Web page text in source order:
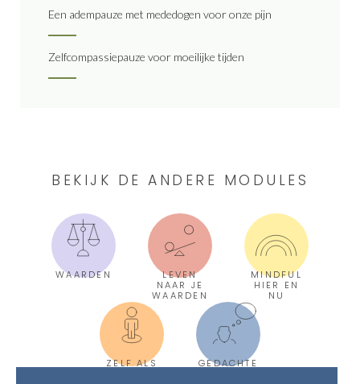
Een adempauze met mededogen voor onze pijn
Zelfcompassiepauze voor moeilijke tijden
BEKIJK DE ANDERE MODULES
WAARDEN
LEVEN
NAAR JE
WAARDEN
MINDFUL
HIER EN
NU
ZELF ALS
GEDACHTE